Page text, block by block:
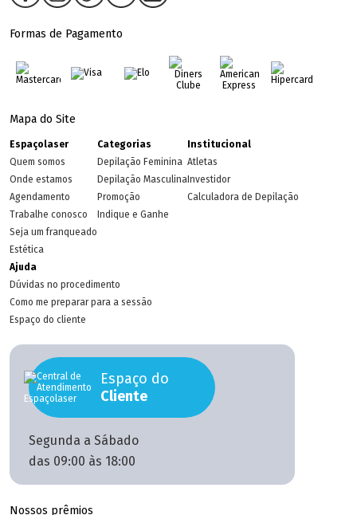
Formas de Pagamento
Mapa do Site
Espaçolaser
Quem somos
Onde estamos
Agendamento
Trabalhe conosco
Seja um franqueado
Estética
Categorias
Depilação Feminina
Depilação Masculina
Promoção
Indique e Ganhe
Institucional
Atletas
Investidor
Calculadora de Depilação
Ajuda
Dúvidas no procedimento
Como me preparar para a sessão
Espaço do cliente
Espaço do
Cliente
Segunda a Sábado
das 09:00 às 18:00
Nossos prêmios